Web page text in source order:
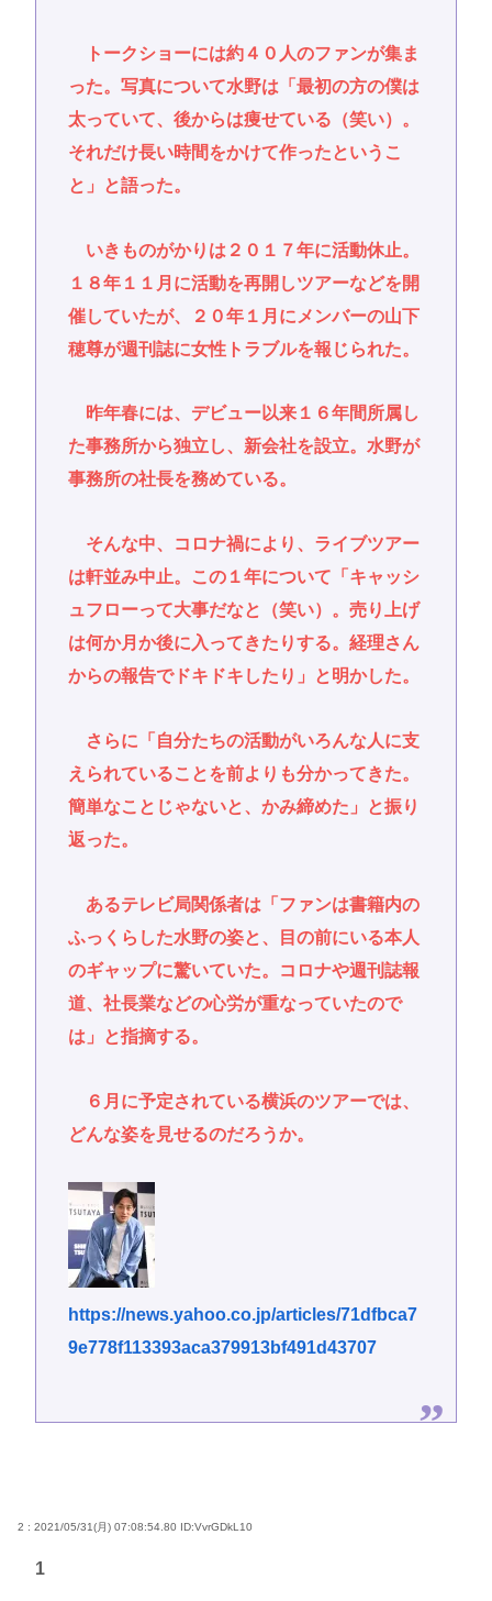
トークショーには約４０人のファンが集ま
った。写真について水野は「最初の方の僕は
太っていて、後からは痩せている（笑い）。
それだけ長い時間をかけて作ったというこ
と」と語った。
いきものがかりは２０１７年に活動休止。
１８年１１月に活動を再開しツアーなどを開
催していたが、２０年１月にメンバーの山下
穂尊が週刊誌に女性トラブルを報じられた。
昨年春には、デビュー以来１６年間所属し
た事務所から独立し、新会社を設立。水野が
事務所の社長を務めている。
そんな中、コロナ禍により、ライブツアー
は軒並み中止。この１年について「キャッシ
ュフローって大事だなと（笑い）。売り上げ
は何か月か後に入ってきたりする。経理さん
からの報告でドキドキしたり」と明かした。
さらに「自分たちの活動がいろんな人に支
えられていることを前よりも分かってきた。
簡単なことじゃないと、かみ締めた」と振り
返った。
あるテレビ局関係者は「ファンは書籍内の
ふっくらした水野の姿と、目の前にいる本人
のギャップに驚いていた。コロナや週刊誌報
道、社長業などの心労が重なっていたので
は」と指摘する。
６月に予定されている横浜のツアーでは、
どんな姿を見せるのだろうか。
https://news.yahoo.co.jp/articles/71dfbca7
9e778f113393aca379913bf491d43707
2 : 2021/05/31(月) 07:08:54.80 ID:VvrGDkL10
1